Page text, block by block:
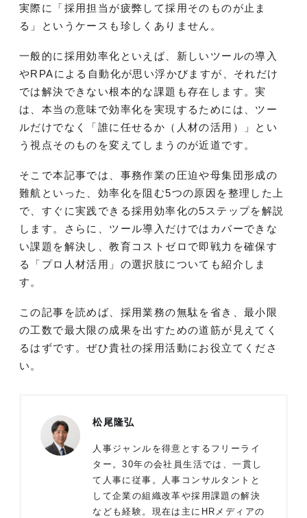
実際に「採用担当が疲弊して採用そのものが止ま
る」というケースも珍しくありません。
一般的に採用効率化といえば、新しいツールの導入
やRPAによる自動化が思い浮かびますが、それだけ
では解決できない根本的な課題も存在します。実
は、本当の意味で効率化を実現するためには、ツー
ルだけでなく「誰に任せるか（人材の活用）」とい
う視点そのものを変えてしまうのが近道です。
そこで本記事では、事務作業の圧迫や母集団形成の
難航といった、効率化を阻む5つの原因を整理した上
で、すぐに実践できる採用効率化の5ステップを解説
します。さらに、ツール導入だけではカバーできな
い課題を解決し、教育コストゼロで即戦力を確保す
る「プロ人材活用」の選択肢についても紹介しま
す。
この記事を読めば、採用業務の無駄を省き、最小限
の工数で最大限の成果を出すための道筋が見えてく
るはずです。ぜひ貴社の採用活動にお役立てくださ
い。
松尾隆弘
人事ジャンルを得意とするフリーライ
ター。30年の会社員生活では、一貫し
て人事に従事。人事コンサルタントと
して企業の組織改革や採用課題の解決
なども経験。現在は主にHRメディアの